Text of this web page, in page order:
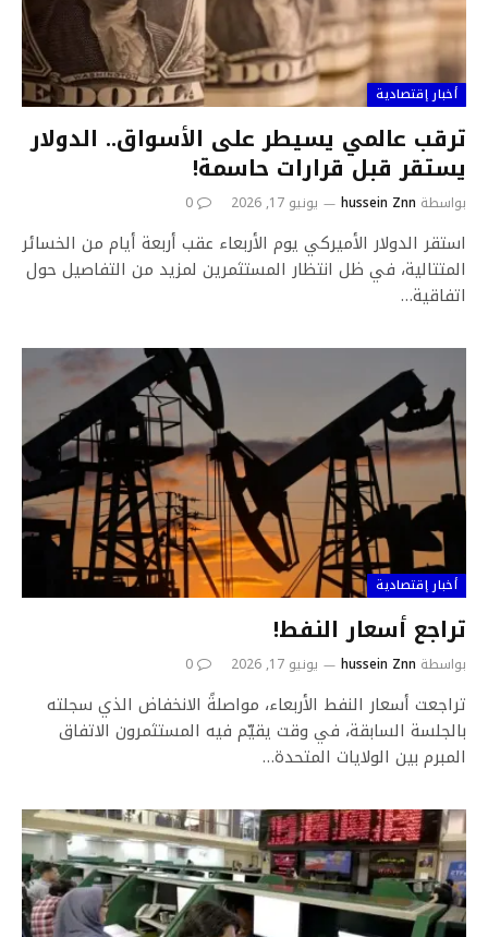
أخبار إقتصادية
ترقب عالمي يسيطر على الأسواق.. الدولار
يستقر قبل قرارات حاسمة!
بواسطة hussein Znn يونيو 17, 2026 0
استقر الدولار الأميركي يوم الأربعاء عقب أربعة أيام من الخسائر
المتتالية، في ظل انتظار المستثمرين لمزيد من التفاصيل حول
اتفاقية…
أخبار إقتصادية
تراجع أسعار النفط!
بواسطة hussein Znn يونيو 17, 2026 0
تراجعت أسعار النفط الأربعاء، مواصلةً الانخفاض الذي سجلته
بالجلسة السابقة، في وقت يقيّم فيه المستثمرون الاتفاق
المبرم بين الولايات المتحدة…